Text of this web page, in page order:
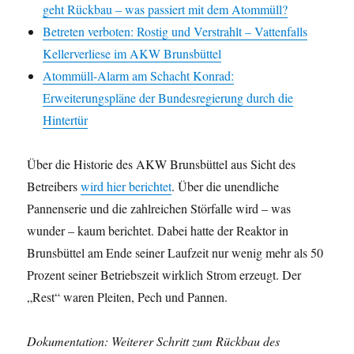
geht Rückbau – was passiert mit dem Atommüll?
Betreten verboten: Rostig und Verstrahlt – Vattenfalls
Kellerverliese im AKW Brunsbüttel
Atommüll-Alarm am Schacht Konrad:
Erweiterungspläne der Bundesregierung durch die
Hintertür
Über die Historie des AKW Brunsbüttel aus Sicht des
Betreiberswird hier berichtet. Über die unendliche
Pannenserie und die zahlreichen Störfalle wird – was
wunder – kaum berichtet. Dabei hatte der Reaktor in
Brunsbüttel am Ende seiner Laufzeit nur wenig mehr als 50
Prozent seiner Betriebszeit wirklich Strom erzeugt. Der
„Rest“ waren Pleiten, Pech und Pannen.
Dokumentation: Weiterer Schritt zum Rückbau des